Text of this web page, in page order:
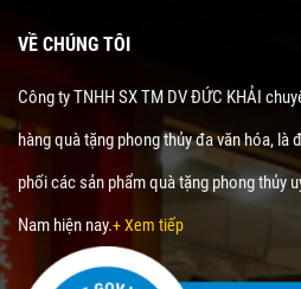
VỀ CHÚNG TÔI
Công ty TNHH SX TM DV ĐỨC KHẢI
hàng quà tặng phong thủy đa văn hóa, là
phối các sản phẩm quà tặng phong thủy
Nam hiện nay.+ Xem tiếp